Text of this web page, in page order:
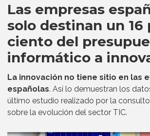
Las empresas
solo destinan un 16
ciento del
informático a
La innovación no tiene sitio en las
españolas. Así lo demuestran los
último estudio realizado por la
sobre la evolución del sector TIC.